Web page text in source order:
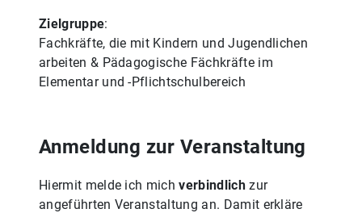
Zielgruppe:
Fachkräfte, die mit Kindern und Jugendlichen
arbeiten & Pädagogische Fächkräfte im
Elementar und -Pflichtschulbereich
Anmeldung zur Veranstaltung
Hiermit melde ich michverbindlichzur
angeführten Veranstaltung an. Damit erkläre